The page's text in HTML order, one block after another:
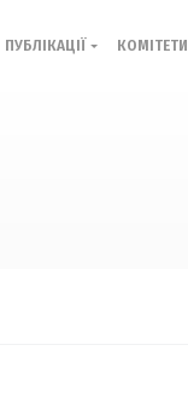
ПУБЛІКАЦІЇ КОМІТЕТИ